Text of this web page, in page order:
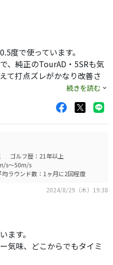
度で使っています。
、純正のTourAD・5SRも気
て打点ズレがかなり改善さ
の組み合わせですが、ヘッ
トレート系の球が出ます。
1ランク硬いですが、適度な
りやすいです。
もしやすくなったので、自
ます。
続きを読む
ゴルフ歴：21年以上
s～50m/s
均ラウンド数：1ヶ月に2回程度
2024/8/29（木）19:38
ます。
気味、どこからでもタイミ